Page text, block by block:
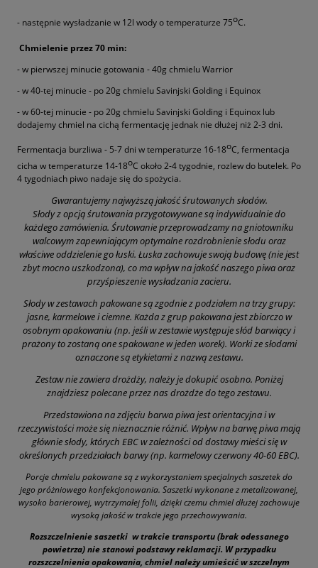
- następnie wysładzanie w 12l wody o temperaturze 75oC.
Chmielenie przez 70 min:
- w pierwszej minucie gotowania - 40g chmielu Warrior
- w 40-tej minucie - po 20g chmielu Savinjski Golding i Equinox
- w 60-tej minucie - po 20g chmielu Savinjski Golding i Equinox lub
dodajemy chmiel na cichą fermentację jednak nie dłużej niż 2-3 dni.
Fermentacja burzliwa - 5-7 dni w temperaturze 16-18oC, fermentacja
cicha w temperaturze 14-18oC około 2-4 tygodnie, rozlew do butelek. Po
4 tygodniach piwo nadaje się do spożycia.
Gwarantujemy najwyższą jakość śrutowanych słodów.
Słody z opcją śrutowania przygotowywane są indywidualnie do
każdego zamówienia. Śrutowanie przeprowadzamy na gniotowniku
walcowym zapewniającym optymalne rozdrobnienie słodu oraz
właściwe oddzielenie go łuski. Łuska zachowuje swoją budowę (nie jest
zbyt mocno uszkodzona), co ma wpływ na jakość naszego piwa oraz
przyśpieszenie wysładzania zacieru.
Słody w zestawach pakowane są zgodnie z podziałem na trzy grupy:
jasne, karmelowe i ciemne. Każda z grup pakowana jest zbiorczo w
osobnym opakowaniu (np. jeśli w zestawie występuje słód barwiący i
prażony to zostaną one spakowane w jeden worek). Worki ze słodami
oznaczone są etykietami z nazwą zestawu.
Zestaw nie zawiera drożdży, należy je dokupić osobno. Poniżej
znajdziesz polecane przez nas drożdże do tego zestawu.
Przedstawiona na zdjęciu barwa piwa jest orientacyjna i w
rzeczywistości może się nieznacznie różnić. Wpływ na barwę piwa mają
głównie słody, których EBC w zależności od dostawy mieści się w
określonych przedziałach barwy (np. karmelowy czerwony 40-60 EBC).
Porcje chmielu pakowane są z wykorzystaniem specjalnych saszetek do
jego próżniowego konfekcjonowania. Saszetki wykonane z metalizowanej,
wysoko barierowej, wytrzymałej folii, dzięki czemu chmiel dłużej zachowuje
wysoką jakość w trakcie jego przechowywania.
Rozszczelnienie saszetki w trakcie transportu (brak odessanego
powietrza) nie stanowi podstawy reklamacji. W przypadku
rozszczelnienia opakowania, chmiel należy umieścić w szczelnym